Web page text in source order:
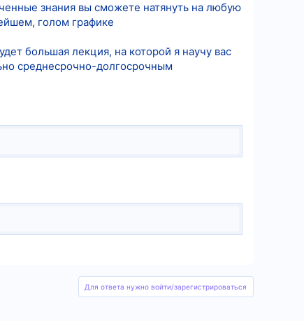
знания вы сможете натянуть на любую
голом графике
большая лекция, на которой я научу вас
среднесрочно-долгосрочным
Для ответа нужно войти/зарегистрироваться